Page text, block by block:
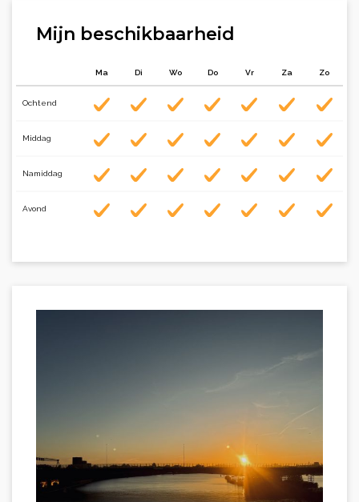
Mijn beschikbaarheid
Ma Di Wo Do Vr Za Zo
Ochtend
Middag
Namiddag
Avond